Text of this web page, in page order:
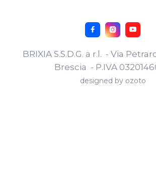
BRIXIA S.S.D.G. a r.l. - Via
Brescia - P.IVA
designed by ozoto
  